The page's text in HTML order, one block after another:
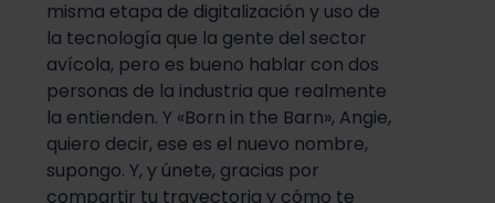
misma etapa de digitalización y uso de
la tecnología que la gente del sector
avícola, pero es bueno hablar con dos
personas de la industria que realmente
la entienden. Y «Born in the Barn», Angie,
quiero decir, ese es el nuevo nombre,
supongo. Y, y únete, gracias por
compartir tu trayectoria y cómo te